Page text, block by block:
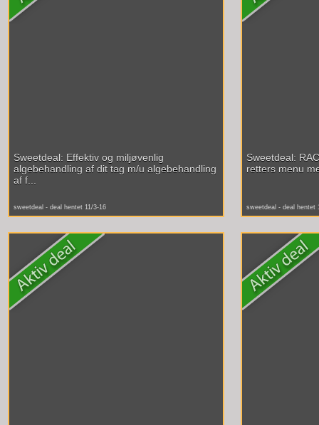
Sweetdeal: Effektiv og miljøvenlig
algebehandling af dit tag m/u algebehandling
af f...
sweetdeal - deal hentet 11/3-16
Sweetdeal:
retters menu
sweetdeal - deal hentet